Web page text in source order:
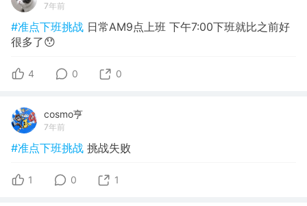
7年前
#准点下班挑战 日常AM9点上班 下午7:00下班就比之前好
很多了😯
4 0 0
cosmo亨
7年前
#准点下班挑战 挑战失败
1 0 1